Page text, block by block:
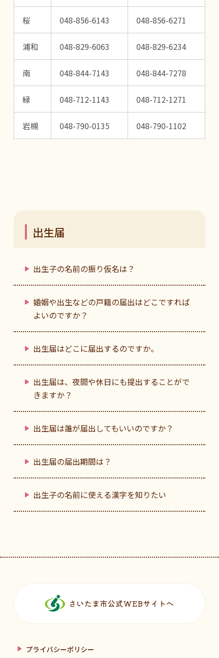
桜 048-856-6143 048-856-6271
浦和 048-829-6063 048-829-6234
南 048-844-7143 048-844-7278
緑 048-712-1143 048-712-1271
岩槻 048-790-0135 048-790-1102
出生届
出生子の名前の振り仮名は？
婚姻や出生などの戸籍の届出はどこですれば
よいのですか？
出生届はどこに届出するのですか。
出生届は、夜間や休日にも提出することがで
きますか？
出生届は誰が届出してもいいのですか？
出生届の届出期間は？
出生子の名前に使える漢字を知りたい
さいたま市公式WEBサイトへ
プライバシーポリシー